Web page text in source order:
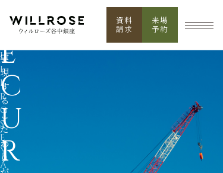
資料
請求
来場
予約
S
E
C
U
R
イ
実
現
す
る
こ
だ
わ
り